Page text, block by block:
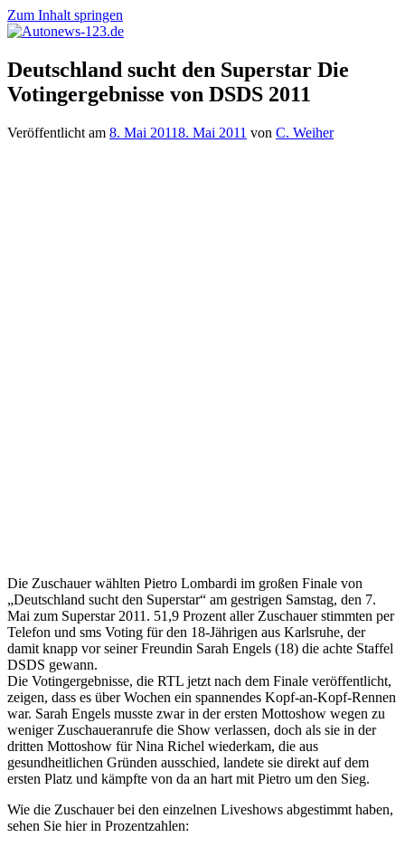
Zum Inhalt springen
Autonews-
123.de
Autonews
mit
Charme
Deutschland sucht den Superstar Die
Votingergebnisse von DSDS 2011
Veröffentlicht am 8. Mai 20118. Mai 2011 von C. Weiher
Die Zuschauer wählten Pietro Lombardi im großen Finale von
„Deutschland sucht den Superstar“ am gestrigen Samstag, den 7.
Mai zum Superstar 2011. 51,9 Prozent aller Zuschauer stimmten per
Telefon und sms Voting für den 18-Jährigen aus Karlsruhe, der
damit knapp vor seiner Freundin Sarah Engels (18) die achte Staffel
DSDS gewann.
Die Votingergebnisse, die RTL jetzt nach dem Finale veröffentlicht,
zeigen, dass es über Wochen ein spannendes Kopf-an-Kopf-Rennen
war. Sarah Engels musste zwar in der ersten Mottoshow wegen zu
weniger Zuschaueranrufe die Show verlassen, doch als sie in der
dritten Mottoshow für Nina Richel wiederkam, die aus
gesundheitlichen Gründen ausschied, landete sie direkt auf dem
ersten Platz und kämpfte von da an hart mit Pietro um den Sieg.
Wie die Zuschauer bei den einzelnen Liveshows abgestimmt haben,
sehen Sie hier in Prozentzahlen: